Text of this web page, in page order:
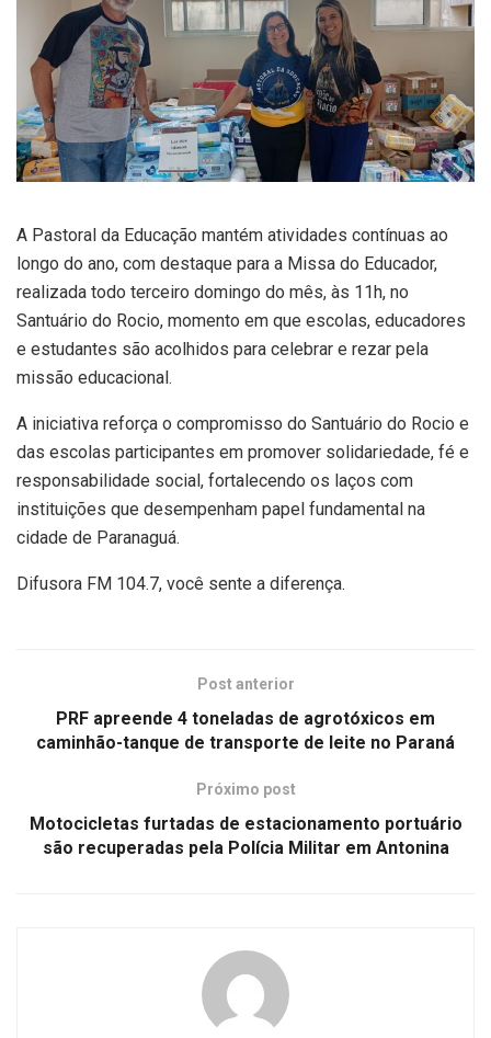
A Pastoral da Educação mantém atividades contínuas ao
longo do ano, com destaque para a Missa do Educador,
realizada todo terceiro domingo do mês, às 11h, no
Santuário do Rocio, momento em que escolas, educadores
e estudantes são acolhidos para celebrar e rezar pela
missão educacional.
A iniciativa reforça o compromisso do Santuário do Rocio e
das escolas participantes em promover solidariedade, fé e
responsabilidade social, fortalecendo os laços com
instituições que desempenham papel fundamental na
cidade de Paranaguá.
Difusora FM 104.7, você sente a diferença.
Post anterior
PRF apreende 4 toneladas de agrotóxicos em
caminhão-tanque de transporte de leite no Paraná
Próximo post
Motocicletas furtadas de estacionamento portuário
são recuperadas pela Polícia Militar em Antonina